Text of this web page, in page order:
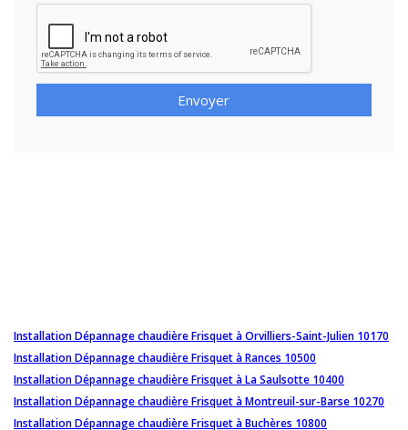
Envoyer
Installation Dépannage chaudière Frisquet à Orvilliers-Saint-Julien 10170
Installation Dépannage chaudière Frisquet à Rances 10500
Installation Dépannage chaudière Frisquet à La Saulsotte 10400
Installation Dépannage chaudière Frisquet à Montreuil-sur-Barse 10270
Installation Dépannage chaudière Frisquet à Buchères 10800